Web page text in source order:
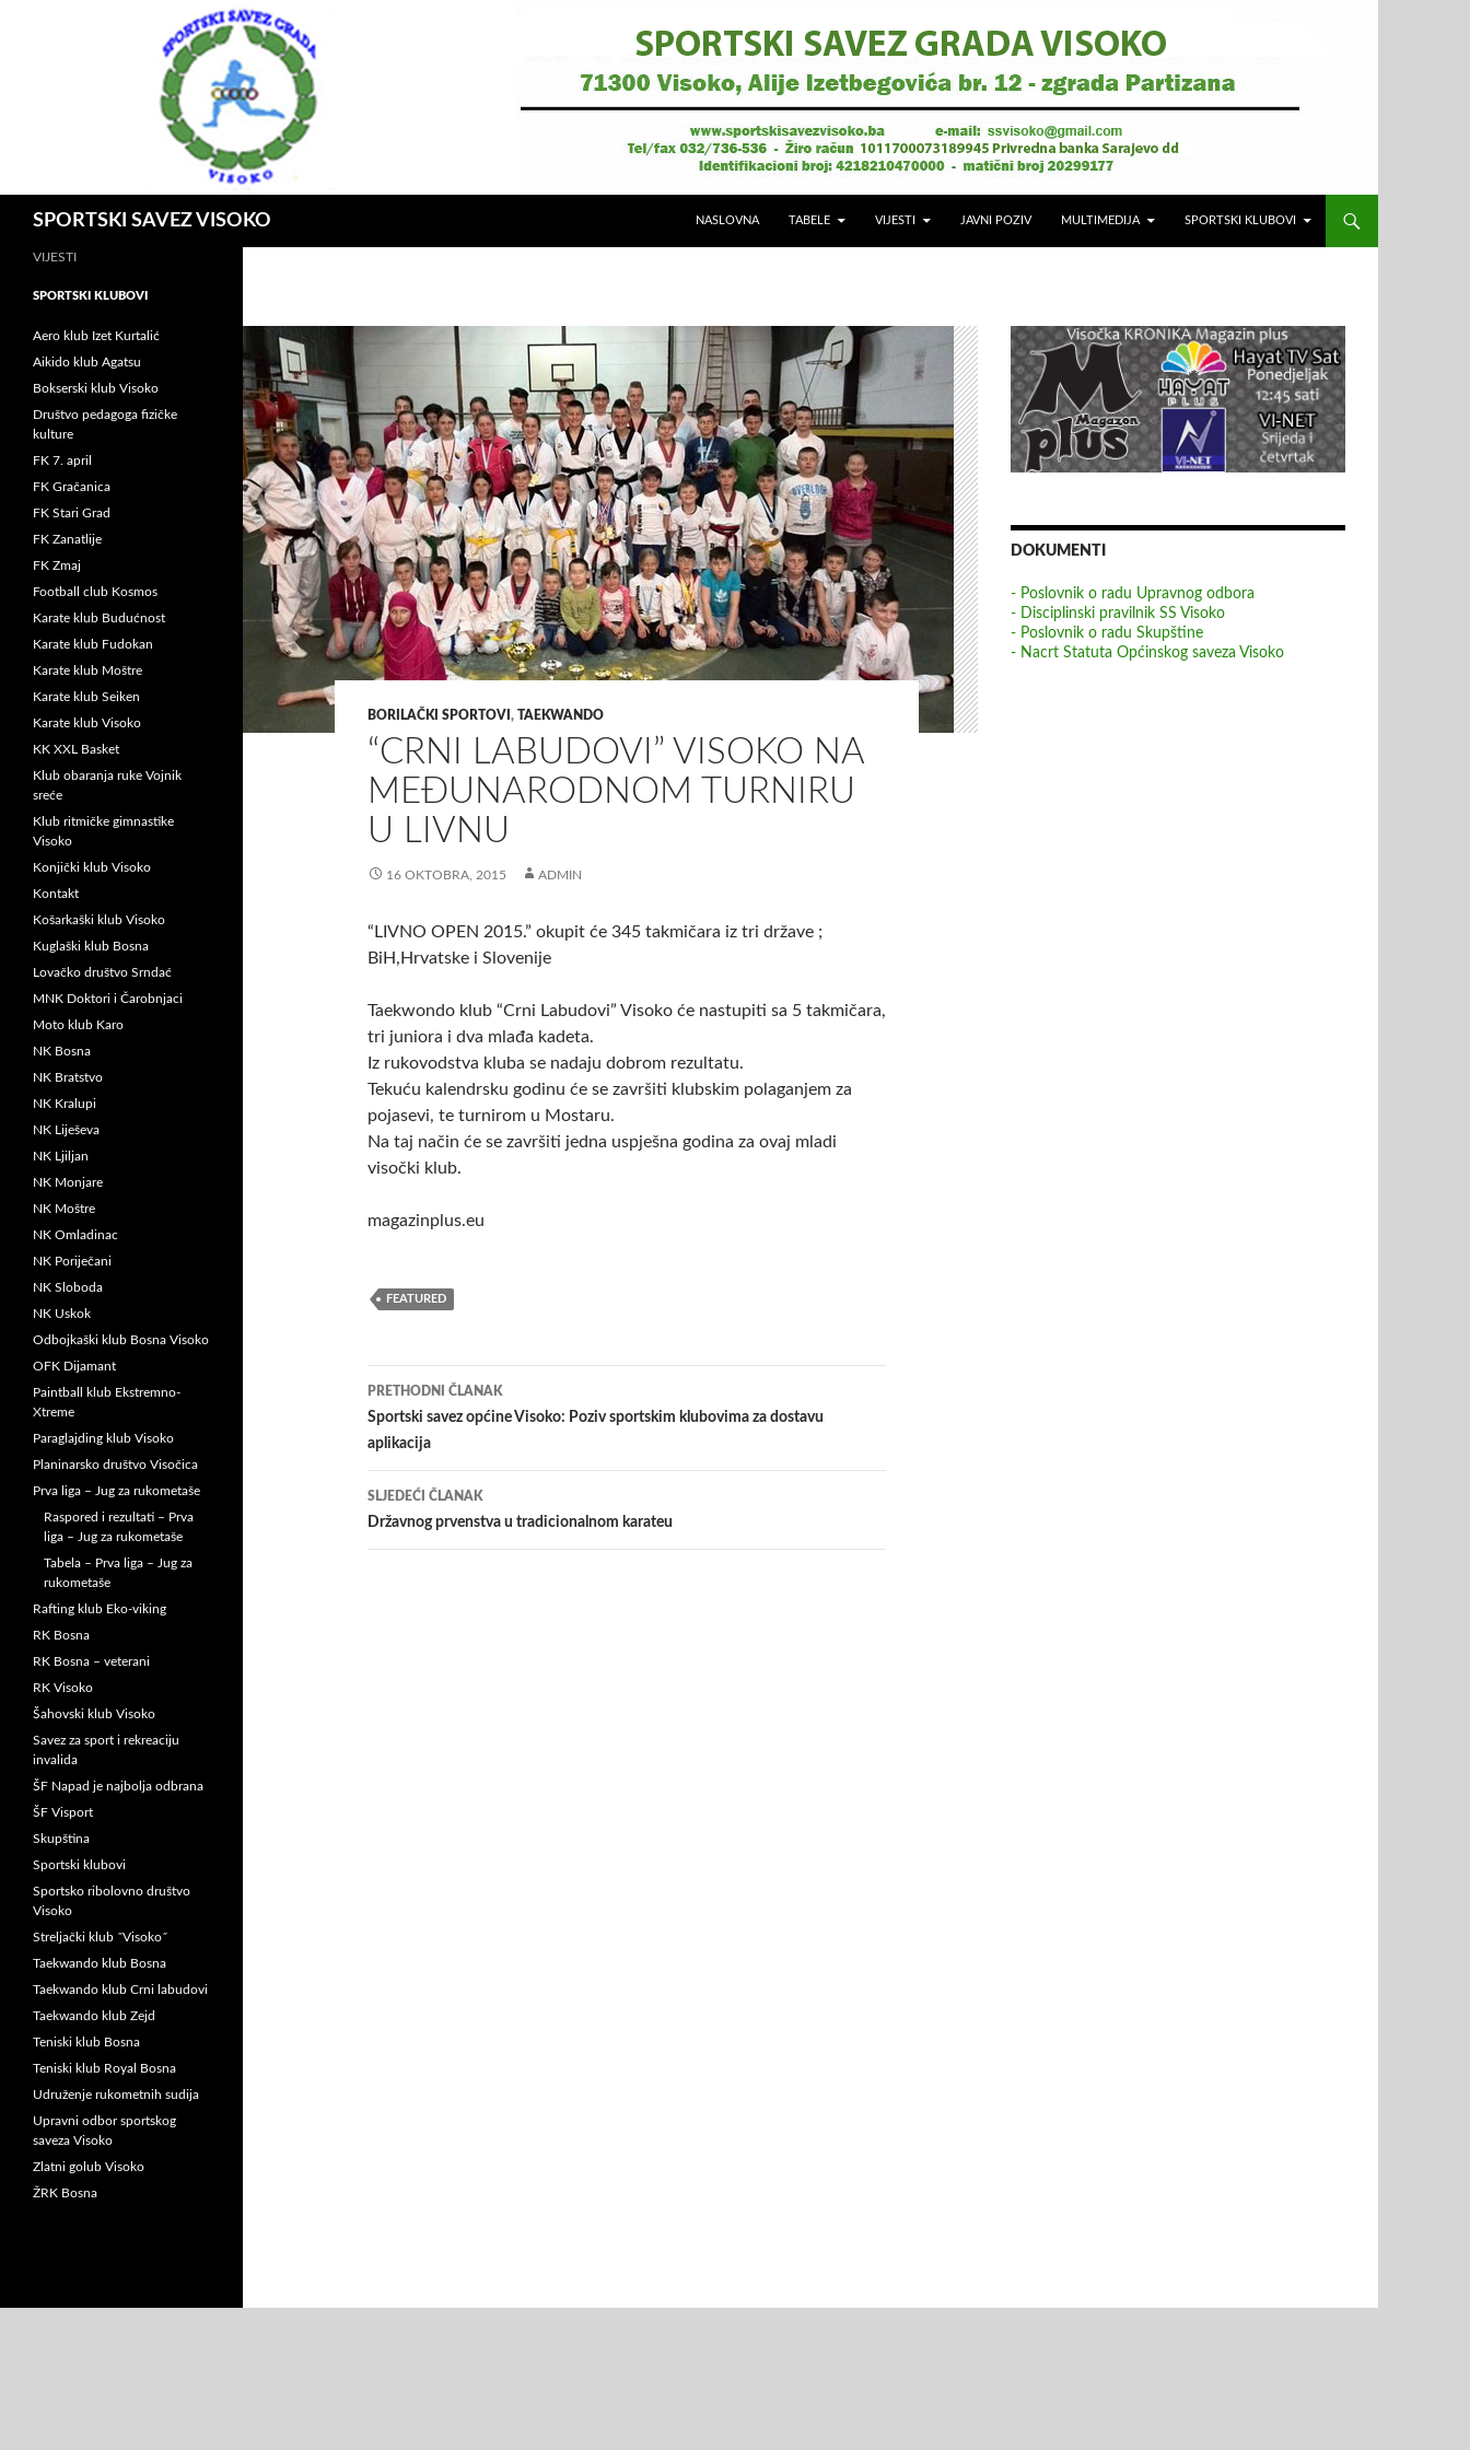
SPORTSKI SAVEZ VISOKO NASLOVNA TABELE VIJESTI JAVNI POZIV MULTIMEDIJA SPORTSKI KLUBOVI
BORILAČKI SPORTOVI , TAEKWANDO
“CRNI LABUDOVI” VISOKO NA
MEĐUNARODNOM TURNIRU
U LIVNU
16 OKTOBRA, 2015 ADMIN
“LIVNO OPEN 2015.” okupit će 345 takmičara iz tri države ;
BiH,Hrvatske i Slovenije
Taekwondo klub “Crni Labudovi” Visoko će nastupiti sa 5 takmičara,
tri juniora i dva mlađa kadeta.
Iz rukovodstva kluba se nadaju dobrom rezultatu.
Tekuću kalendrsku godinu će se završiti klubskim polaganjem za
pojasevi, te turnirom u Mostaru.
Na taj način će se završiti jedna uspješna godina za ovaj mladi
visočki klub.
magazinplus.eu
FEATURED
Navigacija
članaka
PRETHODNI ČLANAK
Sportski savez općine Visoko: Poziv sportskim klubovima za dostavu
aplikacija
SLJEDEĆI ČLANAK
Državnog prvenstva u tradicionalnom karateu
DOKUMENTI
- Poslovnik o radu Upravnog odbora
- Disciplinski pravilnik SS Visoko
- Poslovnik o radu Skupštine
- Nacrt Statuta Općinskog saveza Visoko
VIJESTI
SPORTSKI KLUBOVI
Aero klub Izet Kurtalić
Aikido klub Agatsu
Bokserski klub Visoko
Društvo pedagoga fizičke
kulture
FK 7. april
FK Gračanica
FK Stari Grad
FK Zanatlije
FK Zmaj
Football club Kosmos
Karate klub Budućnost
Karate klub Fudokan
Karate klub Moštre
Karate klub Seiken
Karate klub Visoko
KK XXL Basket
Klub obaranja ruke Vojnik
sreće
Klub ritmičke gimnastike
Visoko
Konjički klub Visoko
Kontakt
Košarkaški klub Visoko
Kuglaški klub Bosna
Lovačko društvo Srndać
MNK Doktori i Čarobnjaci
Moto klub Karo
NK Bosna
NK Bratstvo
NK Kralupi
NK Liješeva
NK Ljiljan
NK Monjare
NK Moštre
NK Omladinac
NK Poriječani
NK Sloboda
NK Uskok
Odbojkaški klub Bosna Visoko
OFK Dijamant
Paintball klub Ekstremno-
Xtreme
Paraglajding klub Visoko
Planinarsko društvo Visočica
Prva liga – Jug za rukometaše
Raspored i rezultati – Prva
liga – Jug za rukometaše
Tabela – Prva liga – Jug za
rukometaše
Rafting klub Eko-viking
RK Bosna
RK Bosna – veterani
RK Visoko
Šahovski klub Visoko
Savez za sport i rekreaciju
invalida
ŠF Napad je najbolja odbrana
ŠF Visport
Skupština
Sportski klubovi
Sportsko ribolovno društvo
Visoko
Streljački klub ˝Visoko˝
Taekwando klub Bosna
Taekwando klub Crni labudovi
Taekwando klub Zejd
Teniski klub Bosna
Teniski klub Royal Bosna
Udruženje rukometnih sudija
Upravni odbor sportskog
saveza Visoko
Zlatni golub Visoko
ŽRK Bosna